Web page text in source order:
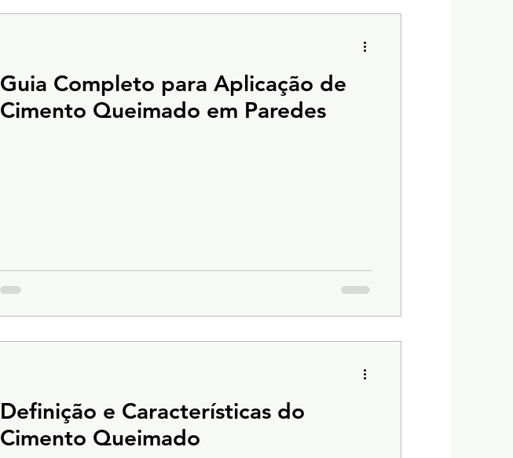
Guia Completo para Aplicação de
Cimento Queimado em Paredes
Definição e Características do
Cimento Queimado